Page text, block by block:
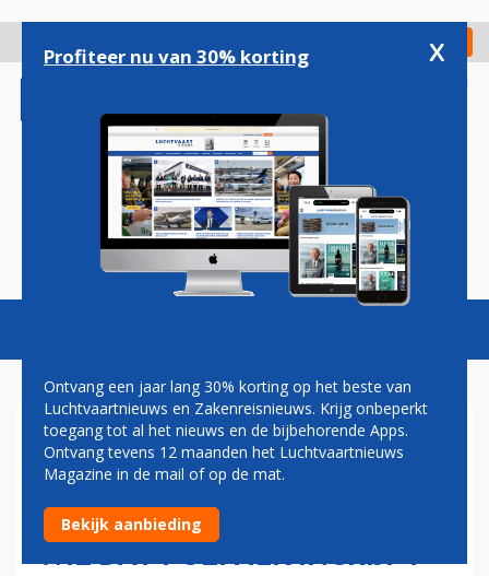
gaan
Check in
Magazine Podcasts Vacatures
NEDERLANDERS BEZORGD
OVER TORENHOGE
VLIEGBELASTING: SECTOR
WIL DAT POLITIEK INGRIJPT
Profiteer nu van 30% korting x
Ontvang een jaar lang 30% korting op het beste van
Luchtvaartnieuws en Zakenreisnieuws. Krijg onbeperkt
toegang tot al het nieuws en de bijbehorende Apps.
Ontvang tevens 12 maanden het Luchtvaartnieuws
Magazine in de mail of op de mat.
Bekijk aanbieding